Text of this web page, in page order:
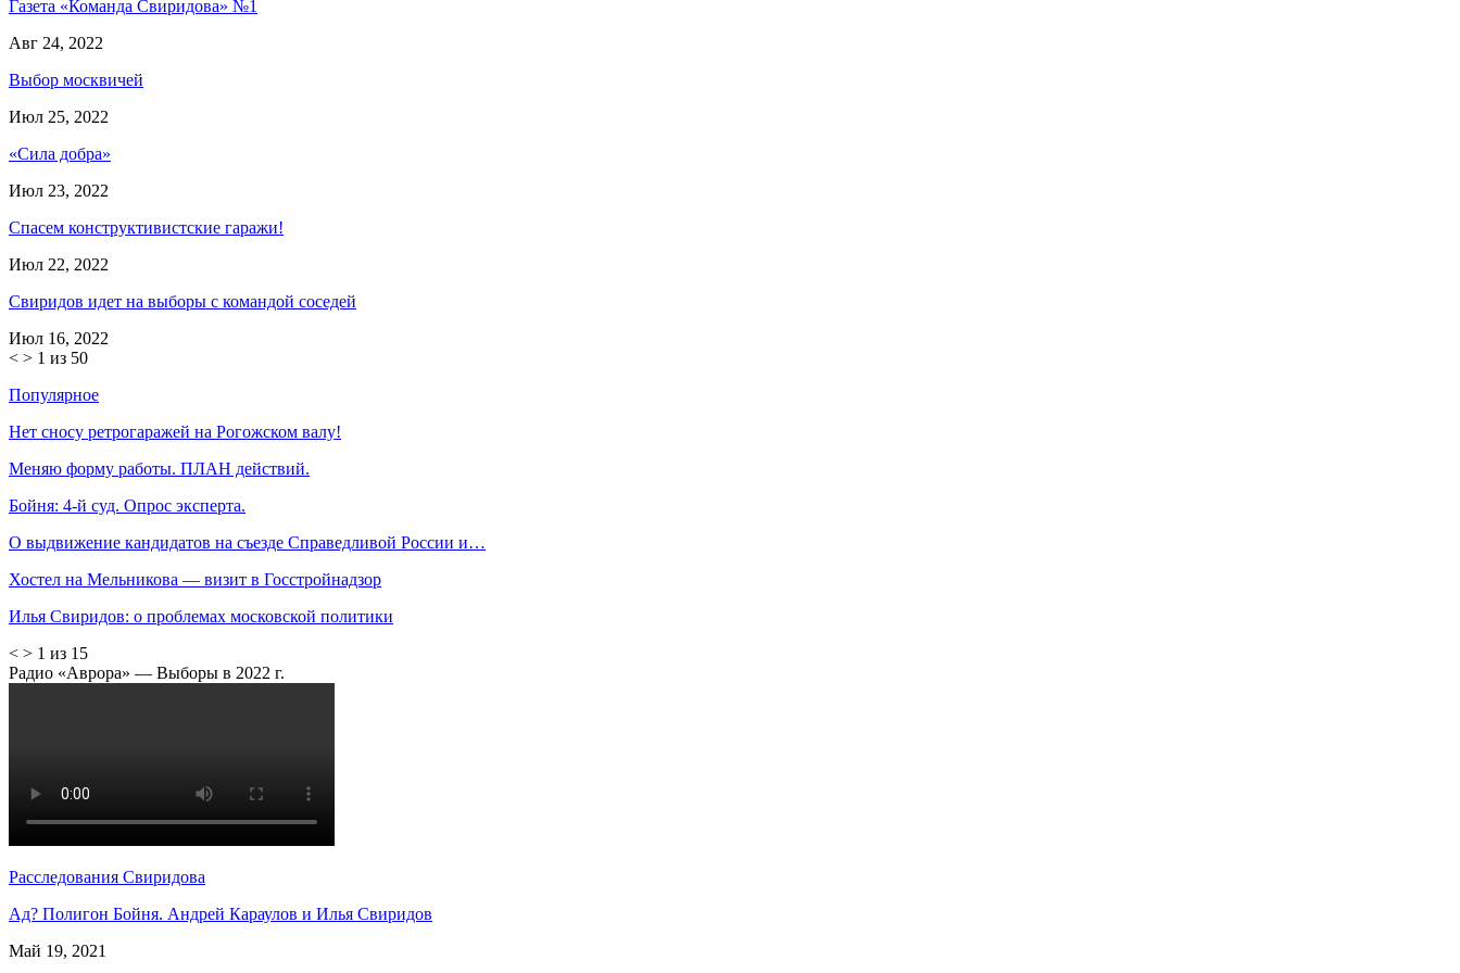
Газета «Команда Свиридова» №1
Авг 24, 2022
Выбор москвичей
Июл 25, 2022
«Сила добра»
Июл 23, 2022
Спасем конструктивистские гаражи!
Июл 22, 2022
Свиридов идет на выборы с командой соседей
Июл 16, 2022
< > 1 из 50
Популярное
Нет сносу ретрогаражей на Рогожском валу!
Меняю форму работы. ПЛАН действий.
Бойня: 4-й суд. Опрос эксперта.
О выдвижение кандидатов на съезде Справедливой России и…
Хостел на Мельникова — визит в Госстройнадзор
Илья Свиридов: о проблемах московской политики
< > 1 из 15
Радио «Аврора» — Выборы в 2022 г.
Расследования Свиридова
Ад? Полигон Бойня. Андрей Караулов и Илья Свиридов
Май 19, 2021